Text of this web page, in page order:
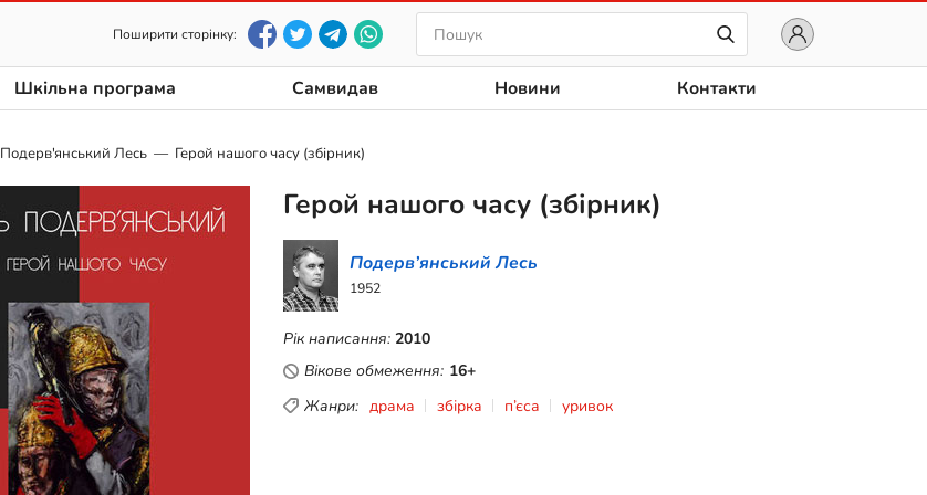
Поширити сторінку:
Шкільна програма Самвидав Новини Контакти
Подерв'янський Лесь Герой нашого часу (збірник)
Герой нашого часу (збірник)
Подерв’янський Лесь
1952
Рік написання: 2010
Вікове обмеження: 16+
Жанри: драма збірка п’єса уривок